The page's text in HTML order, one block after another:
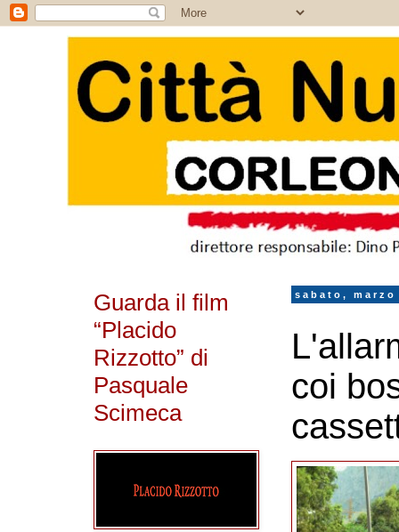
sabato, marzo
coi
Guarda il film
“Placido
Rizzotto” di
Pasquale
Scimeca